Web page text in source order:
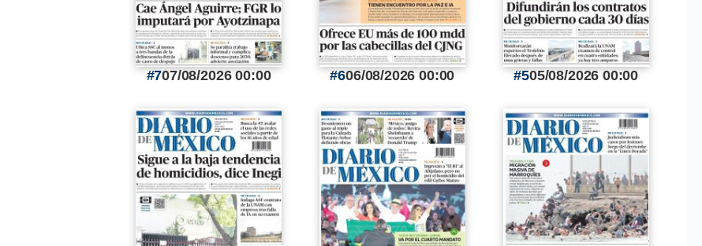
707/08/2026 00:00 606/08/2026 00:00 505/08/2026 00:00